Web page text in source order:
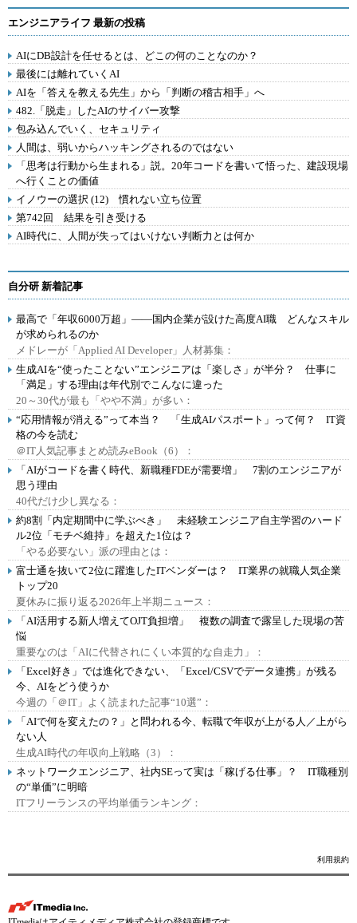
エンジニアライフ 最新の投稿
AIにDB設計を任せるとは、どこの何のことなのか？
最後には離れていくAI
AIを「答えを教える先生」から「判断の稽古相手」へ
482.「脱走」したAIのサイバー攻撃
包み込んでいく、セキュリティ
人間は、弱いからハッキングされるのではない
「思考は行動から生まれる」説。20年コードを書いて悟った、建設現場
へ行くことの価値
イノウーの選択 (12) 慣れない立ち位置
第742回 結果を引き受ける
AI時代に、人間が失ってはいけない判断力とは何か
自分研 新着記事
最高で「年収6000万超」――国内企業が設けた高度AI職 どんなスキル
が求められるのか
メドレーが「Applied AI Developer」人材募集：
生成AIを“使ったことない”エンジニアは「楽しさ」が半分？ 仕事に
「満足」する理由は年代別でこんなに違った
20～30代が最も「やや不満」が多い：
“応用情報が消える”って本当？ 「生成AIパスポート」って何？ IT資
格の今を読む
＠IT人気記事まとめ読みeBook（6）：
「AIがコードを書く時代、新職種FDEが需要増」 7割のエンジニアが
思う理由
40代だけ少し異なる：
約8割「内定期間中に学ぶべき」 未経験エンジニア自主学習のハード
ル2位「モチベ維持」を超えた1位は？
「やる必要ない」派の理由とは：
富士通を抜いて2位に躍進したITベンダーは？ IT業界の就職人気企業
トップ20
夏休みに振り返る2026年上半期ニュース：
「AI活用する新人増えてOJT負担増」 複数の調査で露呈した現場の苦
悩
重要なのは「AIに代替されにくい本質的な自走力」：
「Excel好き」では進化できない、「Excel/CSVでデータ連携」が残る
今、AIをどう使うか
今週の「＠IT」よく読まれた記事“10選”：
「AIで何を変えたの？」と問われる今、転職で年収が上がる人／上がら
ない人
生成AI時代の年収向上戦略（3）：
ネットワークエンジニア、社内SEって実は「稼げる仕事」？ IT職種別
の“単価”に明暗
ITフリーランスの平均単価ランキング：
利用規約